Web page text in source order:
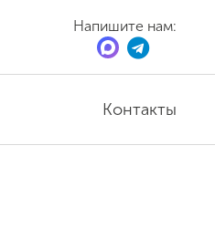
Напишите нам:
Контакты